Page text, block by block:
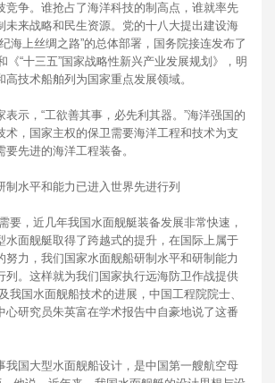
竞争。谁抢占了海洋科技的制高点，谁就率先
未来战略和民生资源。党的十八大提出建设海
海上丝绸之路”的总体部署，国务院接连发布了
《“十三五”国家战略性新兴产业发展规划》，明
高技术船舶列为国家重点发展领域。
，“工欲善其事，必先利其器。”海洋强国的
术，国家主权的保卫需要海洋工程和技术为支
要先进的海洋工程装备。
水平和能力已进入世界先进行列
，近几年我国水面舰艇装备发展非常快速，
水面舰艇取得了跨越式的提升，在国际上属于
努力，我们国家水面舰船研制水平和研制能力
列。这样就为我们国家执行远海防卫作战提供
我国水面舰船技术的进展，中国工程院院士、
心研究员朱英富在学术报告中自豪地说了这番
国大型水面舰船设计，是中国第一艘航空母